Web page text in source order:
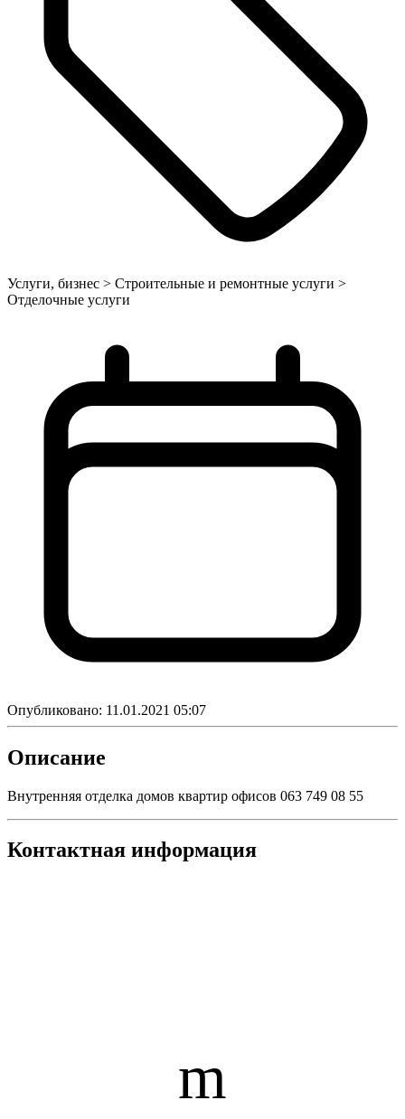
Услуги, бизнес > Строительные и ремонтные услуги >
Отделочные услуги
Опубликовано: 11.01.2021 05:07
Описание
Внутренняя отделка домов квартир офисов 063 749 08 55
Контактная информация
m